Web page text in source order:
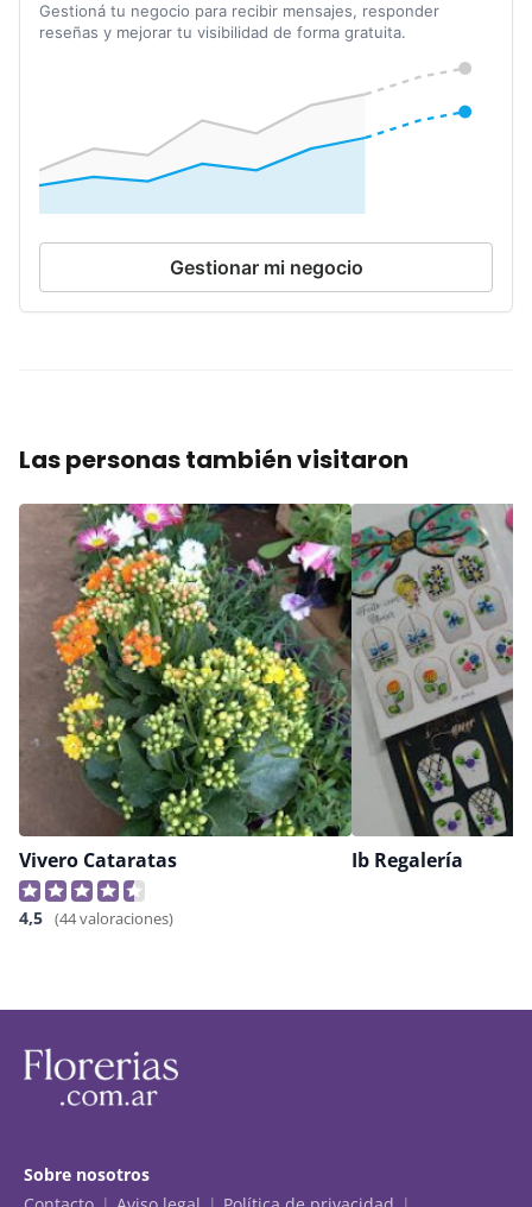
Gestioná tu negocio para recibir mensajes, responder
reseñas y mejorar tu visibilidad de forma gratuita.
Gestionar mi negocio
Las personas también visitaron
Vivero Cataratas
4,5 (44 valoraciones)
Ib Regalería
Sobre nosotros